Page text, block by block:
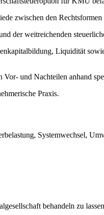
zwischen den
der weitreichenden
Liquidität
und Nachteilen anhand
Praxis.
Systemwechsel,
behandeln zu